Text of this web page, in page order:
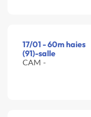
17/01 - 60m haies
(91)-salle
CAM -